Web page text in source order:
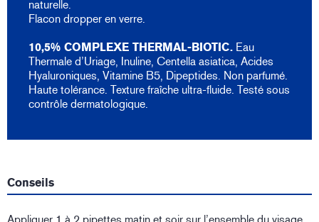
naturelle.
Flacon dropper en verre.
10,5% COMPLEXE THERMAL-BIOTIC. Eau
Thermale d’Uriage, Inuline, Centella asiatica, Acides
Hyaluroniques, Vitamine B5, Dipeptides. Non parfumé.
Haute tolérance. Texture fraîche ultra-fluide. Testé sous
contrôle dermatologique.
Conseils